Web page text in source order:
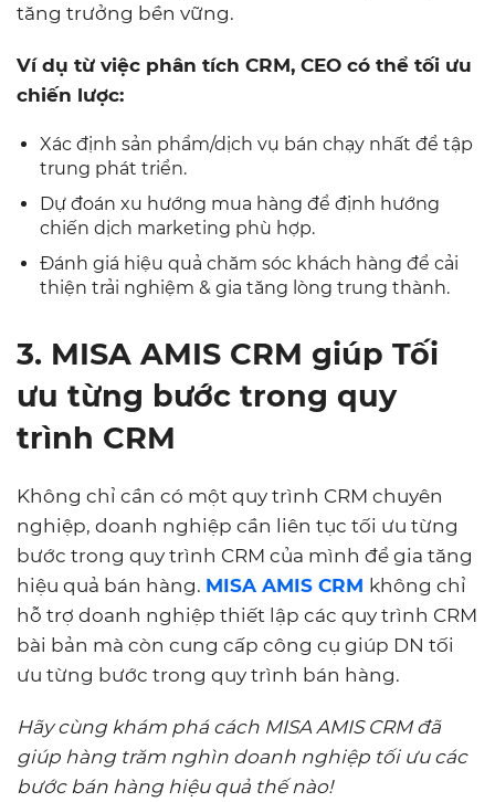
tăng trưởng bền vững.
Ví dụ từ việc phân tích CRM, CEO có thể tối ưu
chiến lược:
Xác định sản phẩm/dịch vụ bán chạy nhất để tập
trung phát triển.
Dự đoán xu hướng mua hàng để định hướng
chiến dịch marketing phù hợp.
Đánh giá hiệu quả chăm sóc khách hàng để cải
thiện trải nghiệm & gia tăng lòng trung thành.
3. MISA AMIS CRM giúp Tối
ưu từng bước trong quy
trình CRM
Không chỉ cần có một quy trình CRM chuyên
nghiệp, doanh nghiệp cần liên tục tối ưu từng
bước trong quy trình CRM của mình để gia tăng
hiệu quả bán hàng. MISA AMIS CRM không chỉ
hỗ trợ doanh nghiệp thiết lập các quy trình CRM
bài bản mà còn cung cấp công cụ giúp DN tối
ưu từng bước trong quy trình bán hàng.
Hãy cùng khám phá cách MISA AMIS CRM đã
giúp hàng trăm nghìn doanh nghiệp tối ưu các
bước bán hàng hiệu quả thế nào!